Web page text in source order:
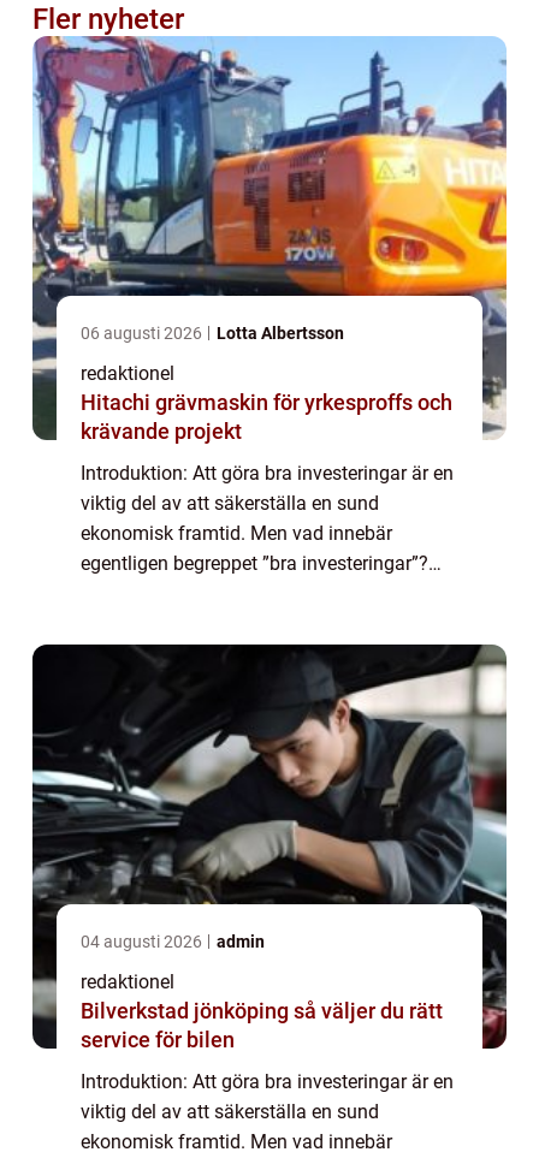
Fler nyheter
06 augusti 2026 Lotta Albertsson
redaktionel
Hitachi grävmaskin för yrkesproffs och
krävande projekt
Introduktion: Att göra bra investeringar är en
viktig del av att säkerställa en sund
ekonomisk framtid. Men vad innebär
egentligen begreppet ”bra investeringar”?
04 augusti 2026 admin
redaktionel
Bilverkstad jönköping så väljer du rätt
service för bilen
Introduktion: Att göra bra investeringar är en
viktig del av att säkerställa en sund
ekonomisk framtid. Men vad innebär